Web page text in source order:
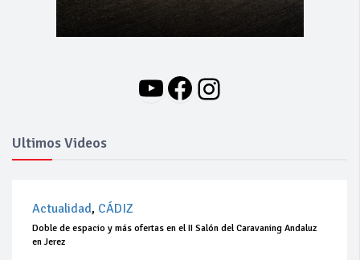
YouTube
Facebook
Instagram
Ultimos Videos
Actualidad, CÁDIZ
Doble de espacio y más ofertas en el II Salón del Caravaning Andaluz
en Jerez